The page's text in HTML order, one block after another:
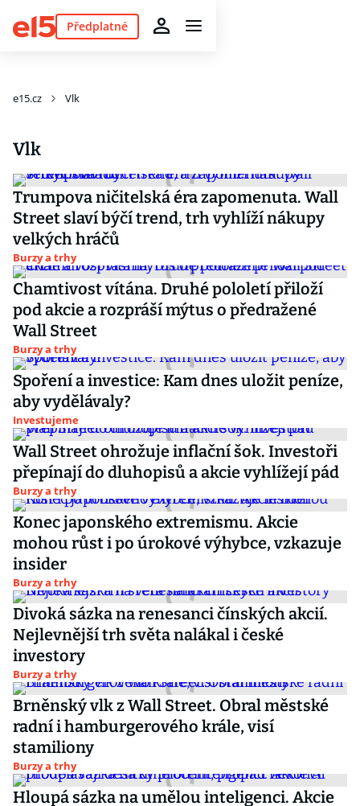
Předplatné
e15.cz Vlk
Vlk
Trumpova ničitelská éra zapomenuta. Wall
Street slaví býčí trend, trh vyhlíží nákupy
velkých hráčů
Burzy a trhy
Chamtivost vítána. Druhé pololetí přiloží
pod akcie a rozpráší mýtus o předražené
Wall Street
Burzy a trhy
Spoření a investice: Kam dnes uložit peníze,
aby vydělávaly?
Investujeme
Wall Street ohrožuje inflační šok. Investoři
přepínají do dluhopisů a akcie vyhlížejí pád
Burzy a trhy
Konec japonského extremismu. Akcie
mohou růst i po úrokové výhybce, vzkazuje
insider
Burzy a trhy
Divoká sázka na renesanci čínských akcií.
Nejlevnější trh světa nalákal i české
investory
Burzy a trhy
Brněnský vlk z Wall Street. Obral městské
radní i hamburgerového krále, visí
stamiliony
Burzy a trhy
Hloupá sázka na umělou inteligenci. Akcie